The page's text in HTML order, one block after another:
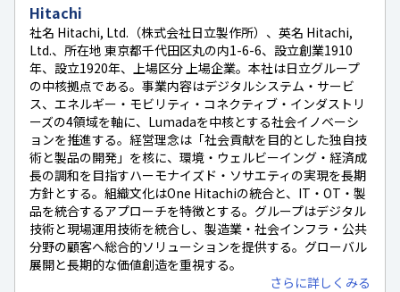
Hitachi
社名 Hitachi, Ltd.（株式会社日立製作所）、英名 Hitachi,
Ltd.、所在地 東京都千代田区丸の内1-6-6、設立創業1910
年、設立1920年、上場区分 上場企業。本社は日立グループ
の中核拠点である。事業内容はデジタルシステム・サービ
ス、エネルギー・モビリティ・コネクティブ・インダストリ
ーズの4領域を軸に、Lumadaを中核とする社会イノベーシ
ョンを推進する。経営理念は「社会貢献を目的とした独自技
術と製品の開発」を核に、環境・ウェルビーイング・経済成
長の調和を目指すハーモナイズド・ソサエティの実現を長期
方針とする。組織文化はOne Hitachiの統合と、IT・OT・製
品を統合するアプローチを特徴とする。グループはデジタル
技術と現場運用技術を統合し、製造業・社会インフラ・公共
分野の顧客へ総合的ソリューションを提供する。グローバル
展開と長期的な価値創造を重視する。
さらに詳しくみる